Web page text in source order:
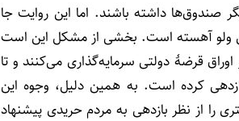
صندوق‌ها داشته باشند. اما این روایت جا
ولو آهسته است. بخشی از مشکل این است
قرضۀ دولتی سرمایه‌گذاری می‌کنند و تا
بازدهی کرده است. به همین دلیل، وجوه این
را از نظر بازدهی به مردم حریدی پیشنهاد